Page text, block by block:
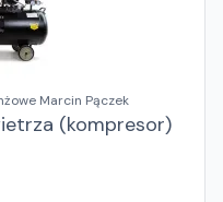
Marcin Pączek
(kompresor)